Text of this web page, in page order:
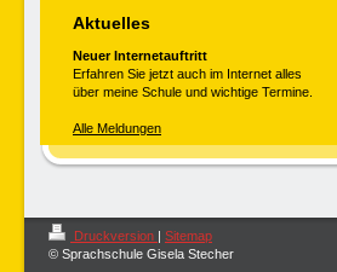
Aktuelles
Neuer Internetauftritt
Erfahren Sie jetzt auch im Internet alles
über meine Schule und wichtige Termine.
Alle Meldungen
Druckversion | Sitemap
© Sprachschule Gisela Stecher